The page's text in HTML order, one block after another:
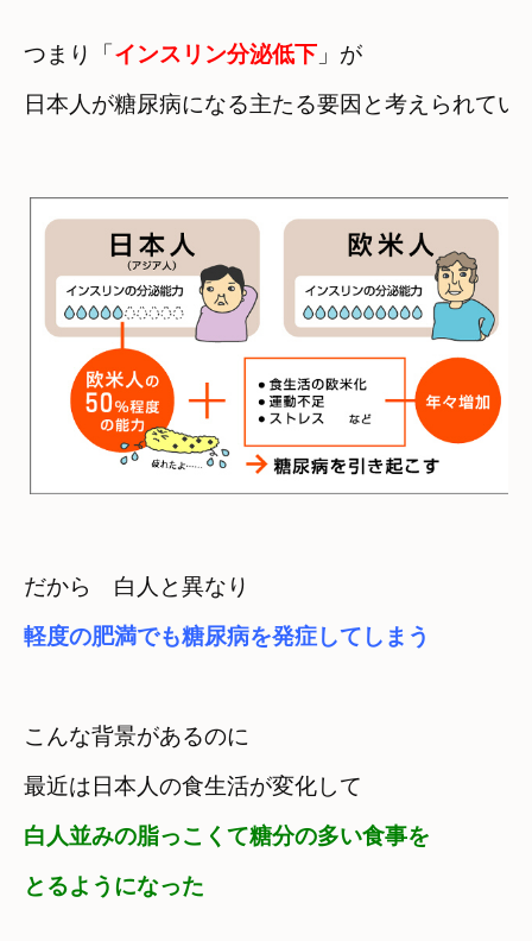
つまり「 インスリン分泌低下 」が
日本人が糖尿病になる主たる要因と考えられてい
軽度の肥満でも糖尿病を発症してしまう
こんな背景があるのに
最近は日本人の食生活が変化して
白人並みの脂っこくて糖分の多い食事を
とるようになった